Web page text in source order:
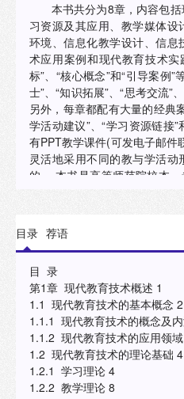
本书共分为8章，内容包
习资源及其应用、教学媒体
环境、信息化教学设计、信
术应用案例和现代教育技术实践。 本书每章以“本章
标”、“核心概念”和“引导案例
士”、“知识拓展”、“思考交流”
另外，每章都配有大量的经典
学活动建议”、“学习资源链接”和“
有PPT教学课件(可发电子邮件
灵活地采用不同的教与学活
的。 本书是高等师范院校本、专科生“现代教育技术”公共课
训和阅读参考。
目录 荐语
目 录
第1章 现代教育技术概述 1
1.1 现代教育技术的基本概念 2
1.1.1 现代教育技术的概念及
1.1.2 现代教育技术的应用领
1.2 现代教育技术的理论基础 4
1.2.1 学习理论 4
1.2.2 教学理论 8